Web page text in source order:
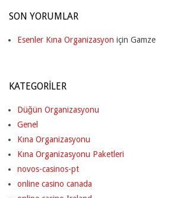
SON YORUMLAR
Esenler Kına Organizasyon için Gamze
KATEGORILER
Düğün Organizasyonu
Genel
Kına Organizasyonu
Kına Organizasyonu Paketleri
novos-casinos-pt
online casino canada